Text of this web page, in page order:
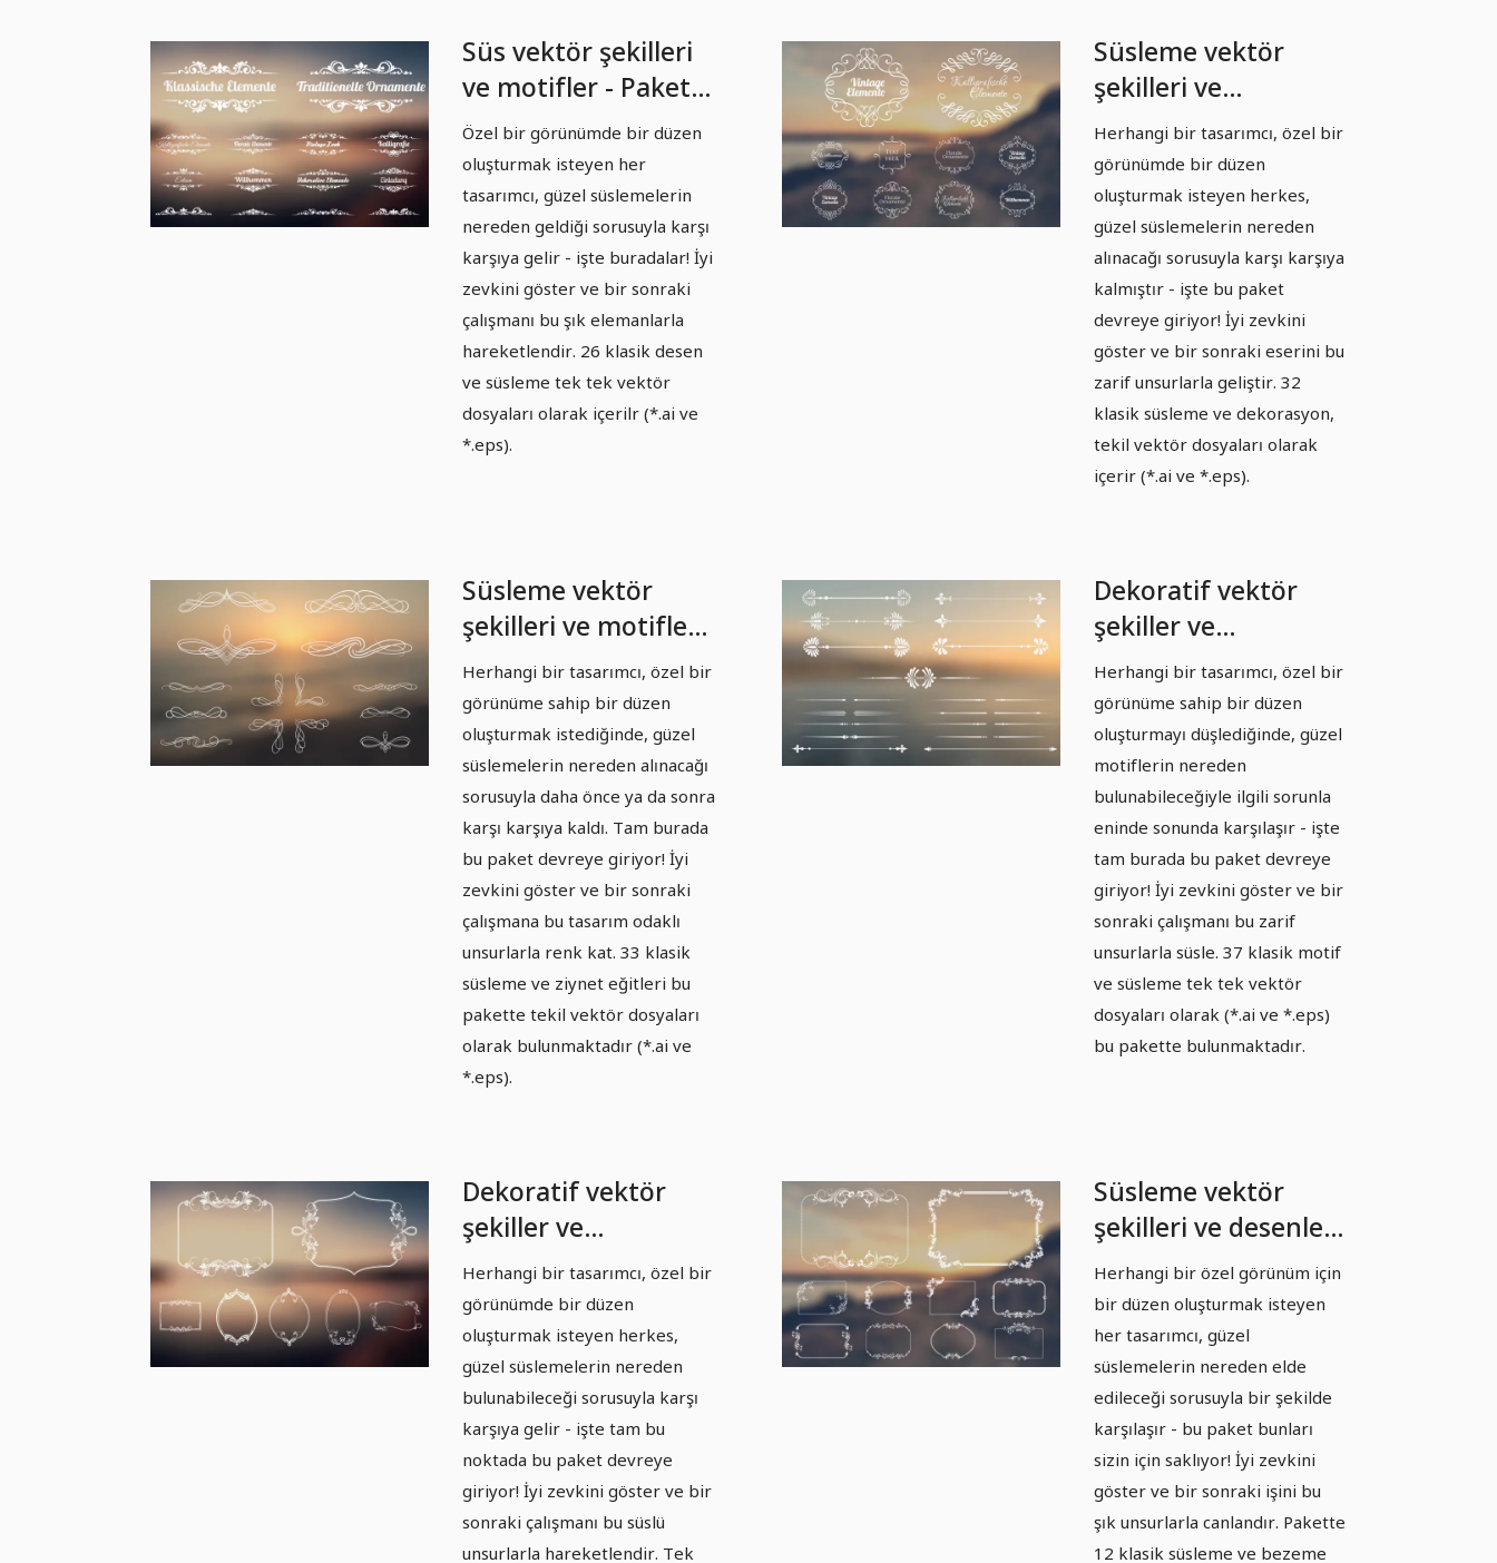
Süs vektör şekilleri
ve motifler - Paket
03
Özel bir görünümde bir düzen
oluşturmak isteyen her
tasarımcı, güzel süslemelerin
nereden geldiği sorusuyla karşı
karşıya gelir - işte buradalar! İyi
zevkini göster ve bir sonraki
çalışmanı bu şık elemanlarla
hareketlendir. 26 klasik desen
ve süsleme tek tek vektör
dosyaları olarak içerilr (*.ai ve
*.eps).
Süsleme vektör
şekilleri ve
süslemeler - Paket
04
Herhangi bir tasarımcı, özel bir
görünümde bir düzen
oluşturmak isteyen herkes,
güzel süslemelerin nereden
alınacağı sorusuyla karşı karşıya
kalmıştır - işte bu paket
devreye giriyor! İyi zevkini
göster ve bir sonraki eserini bu
zarif unsurlarla geliştir. 32
klasik süsleme ve dekorasyon,
tekil vektör dosyaları olarak
içerir (*.ai ve *.eps).
Süsleme vektör
şekilleri ve motifler -
Paket 05
Herhangi bir tasarımcı, özel bir
görünüme sahip bir düzen
oluşturmak istediğinde, güzel
süslemelerin nereden alınacağı
sorusuyla daha önce ya da sonra
karşı karşıya kaldı. Tam burada
bu paket devreye giriyor! İyi
zevkini göster ve bir sonraki
çalışmana bu tasarım odaklı
unsurlarla renk kat. 33 klasik
süsleme ve ziynet eğitleri bu
pakette tekil vektör dosyaları
olarak bulunmaktadır (*.ai ve
*.eps).
Dekoratif vektör
şekiller ve
süslemeler - Paket
06
Herhangi bir tasarımcı, özel bir
görünüme sahip bir düzen
oluşturmayı düşlediğinde, güzel
motiflerin nereden
bulunabileceğiyle ilgili sorunla
eninde sonunda karşılaşır - işte
tam burada bu paket devreye
giriyor! İyi zevkini göster ve bir
sonraki çalışmanı bu zarif
unsurlarla süsle. 37 klasik motif
ve süsleme tek tek vektör
dosyaları olarak (*.ai ve *.eps)
bu pakette bulunmaktadır.
Dekoratif vektör
şekiller ve
süslemeler - Paket
07
Herhangi bir tasarımcı, özel bir
görünümde bir düzen
oluşturmak isteyen herkes,
güzel süslemelerin nereden
bulunabileceği sorusuyla karşı
karşıya gelir - işte tam bu
noktada bu paket devreye
giriyor! İyi zevkini göster ve bir
sonraki çalışmanı bu süslü
unsurlarla hareketlendir. Tek
Süsleme vektör
şekilleri ve desenler
- Paket 08
Herhangi bir özel görünüm için
bir düzen oluşturmak isteyen
her tasarımcı, güzel
süslemelerin nereden elde
edileceği sorusuyla bir şekilde
karşılaşır - bu paket bunları
sizin için saklıyor! İyi zevkini
göster ve bir sonraki işini bu
şık unsurlarla canlandır. Pakette
12 klasik süsleme ve bezeme